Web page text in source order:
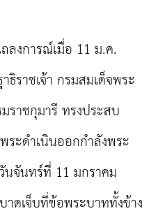
ลงการณ์เมื่อ 11 ม.ค.
ราชเจ้า กรมสมเด็จพระ
ราชกุมารี ทรงประสบ
ระดําเนินออกกําลังพระ
นจันทร์ที่ 11 มกราคม
ดเจ็บที่ข้อพระบาททั้งข้าง